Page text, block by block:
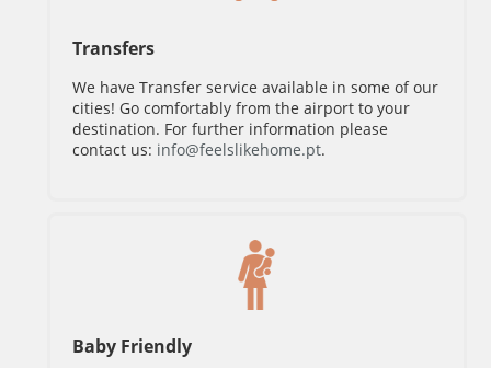
Transfers
We have Transfer service available in some of our
cities! Go comfortably from the airport to your
destination. For further information please
contact us: info@feelslikehome.pt.
Baby Friendly